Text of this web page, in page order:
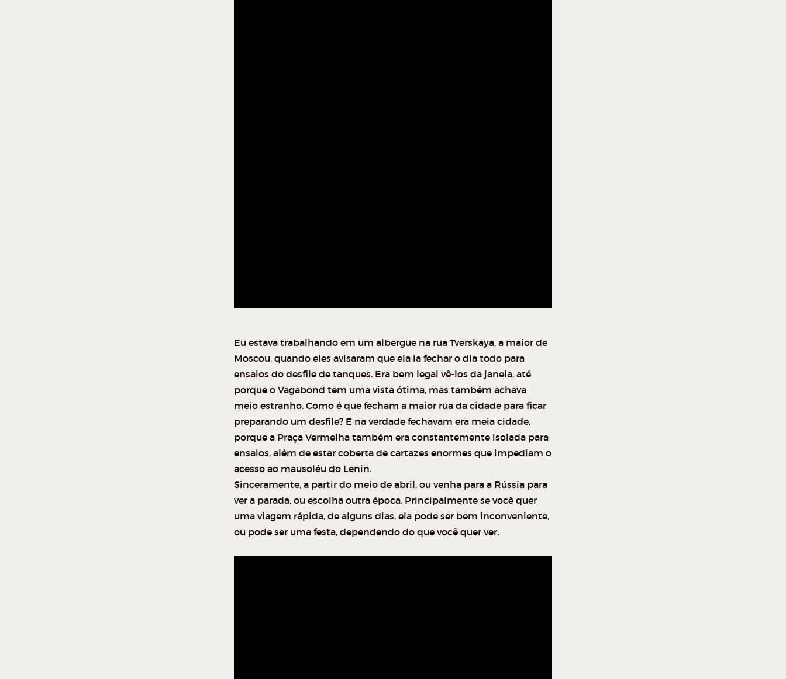
Eu estava trabalhando em um albergue na rua Tverskaya, a maior de
Moscou, quando eles avisaram que ela ia fechar o dia todo para
ensaios do desfile de tanques. Era bem legal vê-los da janela, até
porque o Vagabond tem uma vista ótima, mas também achava
meio estranho. Como é que fecham a maior rua da cidade para ficar
preparando um desfile? E na verdade fechavam era meia cidade,
porque a Praça Vermelha também era constantemente isolada para
ensaios, além de estar coberta de cartazes enormes que impediam o
acesso ao mausoléu do Lenin.
Sinceramente, a partir do meio de abril, ou venha para a Rússia para
ver a parada, ou escolha outra época. Principalmente se você quer
uma viagem rápida, de alguns dias, ela pode ser bem inconveniente,
ou pode ser uma festa, dependendo do que você quer ver.